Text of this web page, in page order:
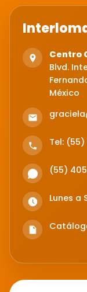
Centro
Blvd.
México
Tel:
(55)
Lunes a